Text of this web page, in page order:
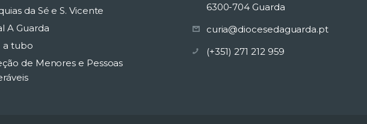
da Sé e S. Vicente
A Guarda
a tubo
de Menores e Pessoas
6300-704 Guarda
curia@diocesedaguarda.pt
(+351) 271 212 959